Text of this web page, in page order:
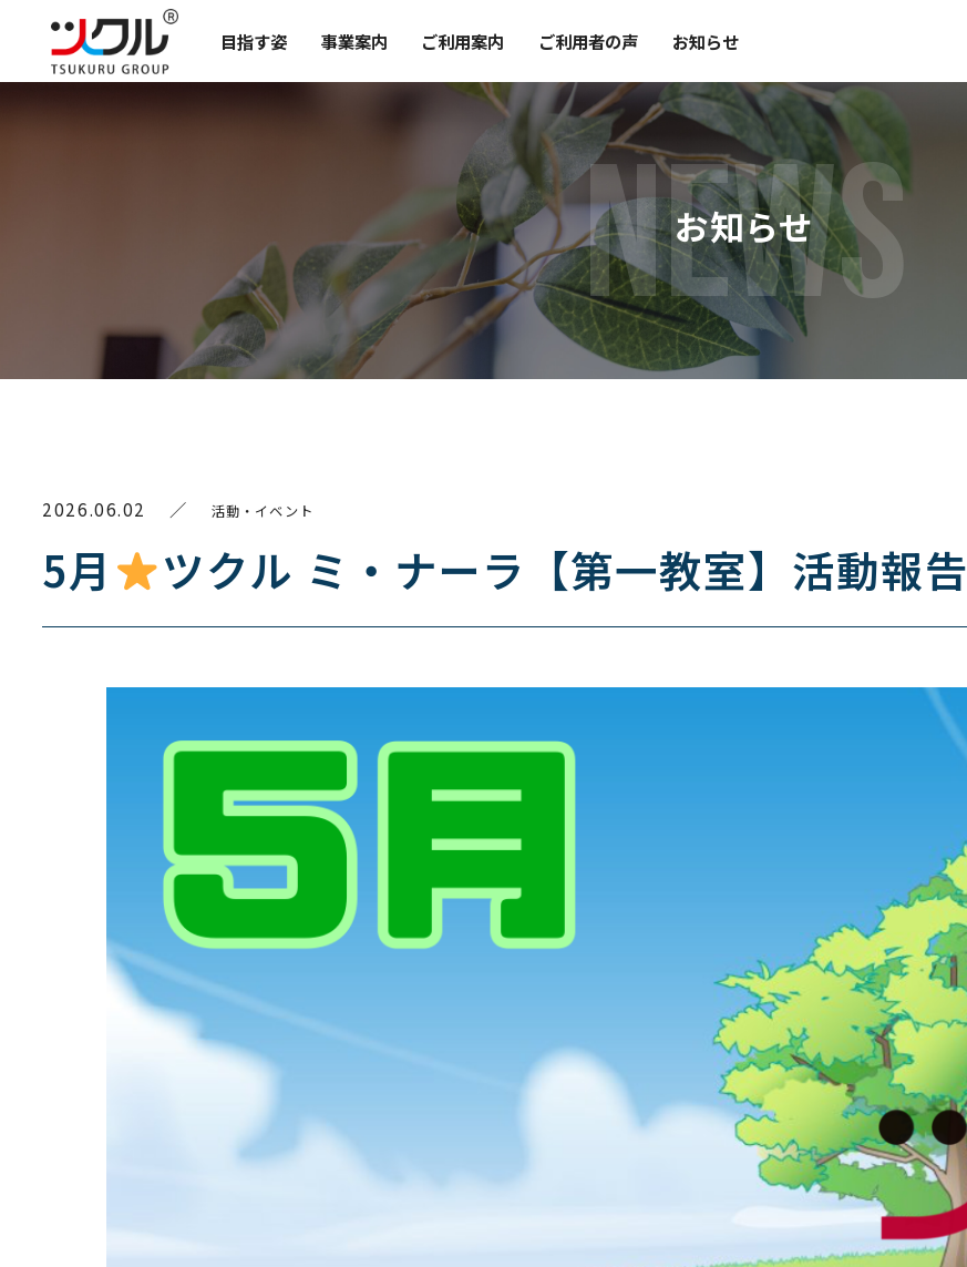
目指す姿 事業案内 ご利用案内 ご利用者の声 お知らせ
NEWS
お知らせ
2026.06.02 ／ 活動・イベント
5月 ツクル ミ・ナーラ【第一教室】活動報告